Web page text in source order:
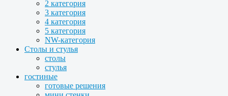
2 категория
3 категория
4 категория
5 категория
NW-категория
Столы и стулья
столы
стулья
гостиные
готовые решения